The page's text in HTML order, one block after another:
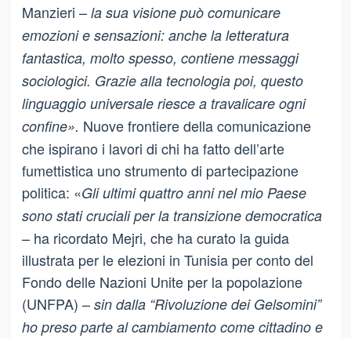
Manzieri – la sua visione può comunicare
emozioni e sensazioni: anche la letteratura
fantastica, molto spesso, contiene messaggi
sociologici. Grazie alla tecnologia poi, questo
linguaggio universale riesce a travalicare ogni
confine». Nuove frontiere della comunicazione
che ispirano i lavori di chi ha fatto dell’arte
fumettistica uno strumento di partecipazione
politica: «Gli ultimi quattro anni nel mio Paese
sono stati cruciali per la transizione democratica
– ha ricordato Mejri, che ha curato la guida
illustrata per le elezioni in Tunisia per conto del
Fondo delle Nazioni Unite per la popolazione
(UNFPA) – sin dalla “Rivoluzione dei Gelsomini”
ho preso parte al cambiamento come cittadino e